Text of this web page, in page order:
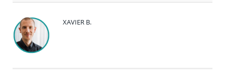
XAVIER B.